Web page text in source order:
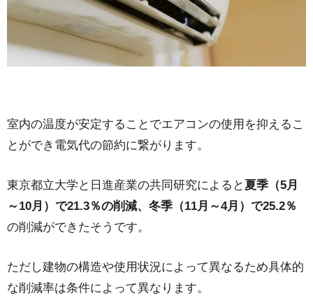
室内の温度が安定することでエアコンの使用を抑えるこ
とができ電気代の節約に繋がります。
東京都立大学と日進産業の共同研究によると夏季（5月
～10月）で21.3％の削減、冬季（11月～4月）で25.2％
の削減ができたそうです。
ただし建物の構造や使用状況によって異なるため具体的
な削減率は条件によって異なります。